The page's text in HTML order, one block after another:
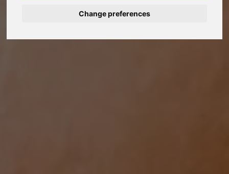
Change preferences
Deutsch
Español